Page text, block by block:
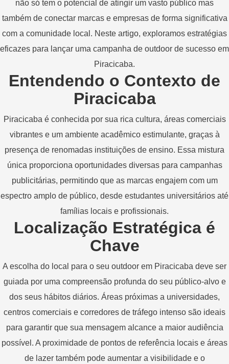
não só tem o potencial de atingir um vasto público mas
também de conectar marcas e empresas de forma significativa
com a comunidade local. Neste artigo, exploramos estratégias
eficazes para lançar uma campanha de outdoor de sucesso em
Piracicaba.
Entendendo o Contexto de
Piracicaba
Piracicaba é conhecida por sua rica cultura, áreas comerciais
vibrantes e um ambiente acadêmico estimulante, graças à
presença de renomadas instituições de ensino. Essa mistura
única proporciona oportunidades diversas para campanhas
publicitárias, permitindo que as marcas engajem com um
espectro amplo de público, desde estudantes universitários até
famílias locais e profissionais.
Localização Estratégica é
Chave
A escolha do local para o seu outdoor em Piracicaba deve ser
guiada por uma compreensão profunda do seu público-alvo e
dos seus hábitos diários. Áreas próximas a universidades,
centros comerciais e corredores de tráfego intenso são ideais
para garantir que sua mensagem alcance a maior audiência
possível. A proximidade de pontos de referência locais e áreas
de lazer também pode aumentar a visibilidade e o